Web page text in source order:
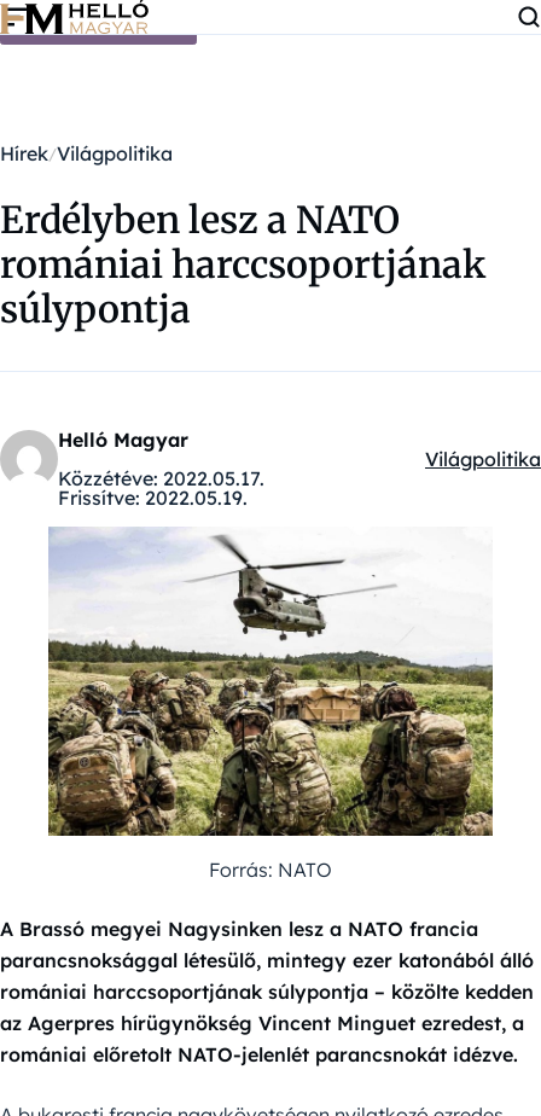
Ugrás a tartalomra
Hírek Világpolitika
Erdélyben lesz a NATO
romániai harccsoportjának
súlypontja
Helló Magyar
Közzétéve: 2022.05.17.
Frissítve: 2022.05.19.
Kategóriák:
Világpolitika
Forrás: NATO
A Brassó megyei Nagysinken lesz a NATO francia
parancsnoksággal létesülő, mintegy ezer katonából álló
romániai harccsoportjának súlypontja – közölte kedden
az Agerpres hírügynökség Vincent Minguet ezredest, a
romániai előretolt NATO-jelenlét parancsnokát idézve.